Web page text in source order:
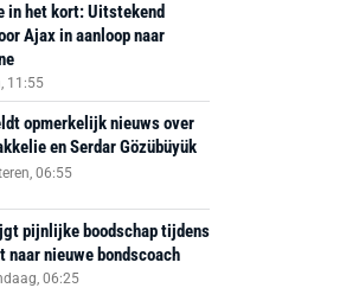
in het kort: Uitstekend
Ajax in aanloop naar
11:55
opmerkelijk nieuws over
en Serdar Gözübüyük
06:55
pijnlijke boodschap tijdens
naar nieuwe bondscoach
06:25